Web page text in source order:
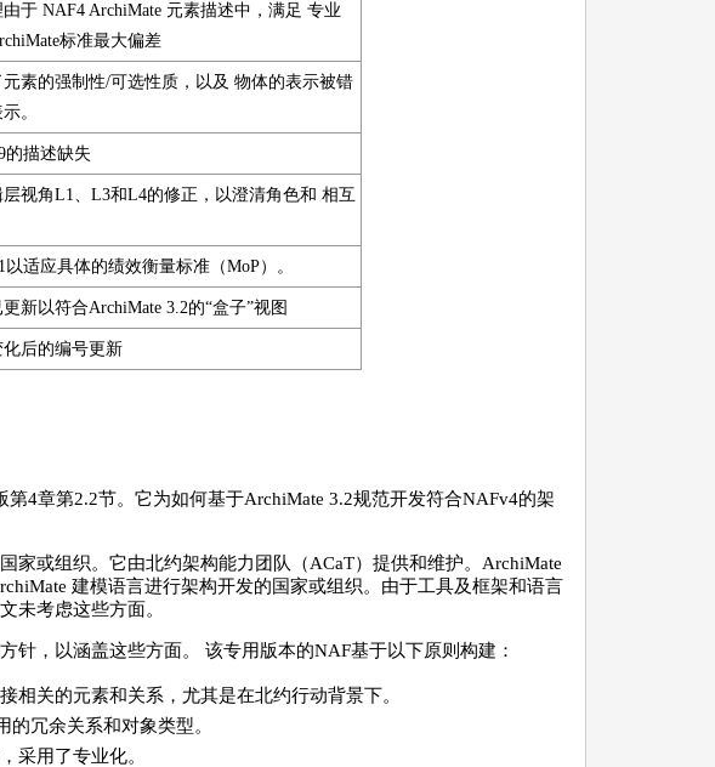
于 NAF4 ArchiMate 元素描述中，满足 专业
标准最大偏差
素的强制性/可选性质，以及 物体的表示被错
。
的描述缺失
层视角L1、L3和L4的修正，以澄清角色和 相互
以适应具体的绩效衡量标准（MoP）。
新以符合ArchiMate 3.2的“盒子”视图
后的编号更新
4章第2.2节。它为如何基于ArchiMate 3.2规范开发符合NAFv4的架
家或组织。它由北约架构能力团队（ACaT）提供和维护。ArchiMate
建模语言进行架构开发的国家或组织。由于工具及框架和语言
未考虑这些方面。
针，以涵盖这些方面。 该专用版本的NAF基于以下原则构建：
关的元素和关系，尤其是在北约行动背景下。
冗余关系和对象类型。
采用了专业化。